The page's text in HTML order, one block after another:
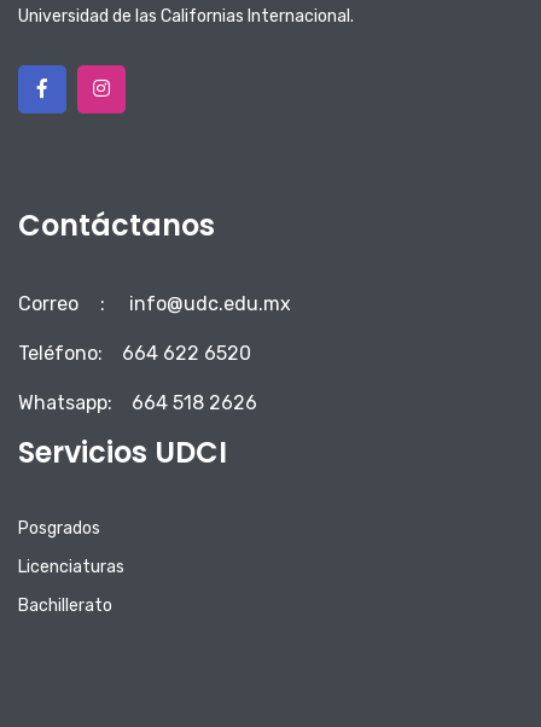
Universidad de las Californias Internacional.
Contáctanos
Correo : info@udc.edu.mx
Teléfono: 664 622 6520
Whatsapp: 664 518 2626
Servicios UDCI
Posgrados
Licenciaturas
Bachillerato